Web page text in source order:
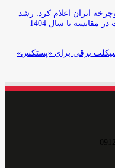
ایران اعلام کرد: رشد
موتورسیکلت برقی برای «پستکس»